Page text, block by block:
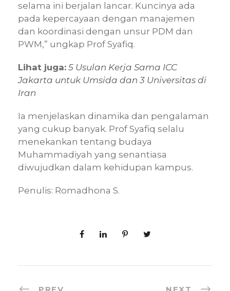
selama ini berjalan lancar. Kuncinya ada
pada kepercayaan dengan manajemen
dan koordinasi dengan unsur PDM dan
PWM,” ungkap Prof Syafiq.
Lihat juga: 5 Usulan Kerja Sama ICC
Jakarta untuk Umsida dan 3 Universitas di
Iran
Ia menjelaskan dinamika dan pengalaman
yang cukup banyak. Prof Syafiq selalu
menekankan tentang budaya
Muhammadiyah yang senantiasa
diwujudkan dalam kehidupan kampus.
Penulis: Romadhona S.